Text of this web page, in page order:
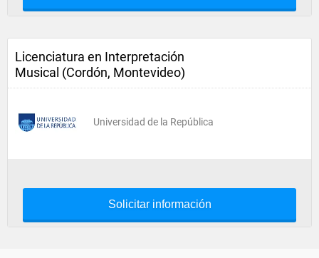
Licenciatura en Interpretación
Musical (Cordón, Montevideo)
Universidad de la República
Solicitar información